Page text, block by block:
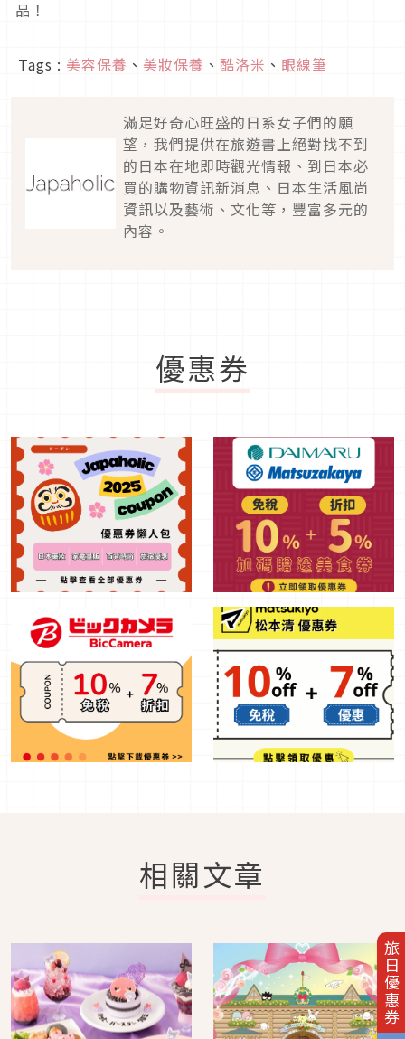
旅日優惠券
品！
Tags : 美容保養 、 美妝保養 、 酷洛米 、 眼線筆
滿足好奇心旺盛的日系女子們的願
望，我們提供在旅遊書上絕對找不到
的日本在地即時觀光情報、到日本必
買的購物資訊新消息、日本生活風尚
資訊以及藝術、文化等，豐富多元的
內容。
優惠券
相關文章